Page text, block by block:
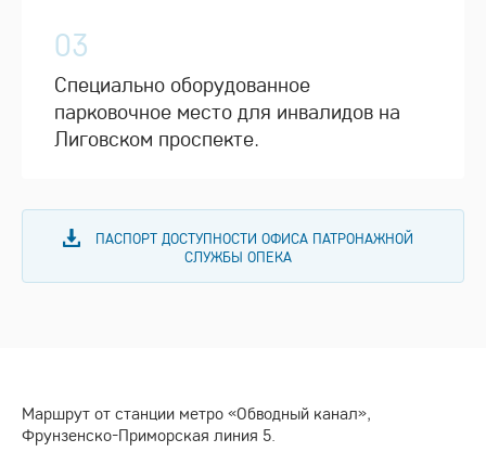
03
Специально оборудованное
парковочное место для инвалидов на
Лиговском проспекте.
ПАСПОРТ ДОСТУПНОСТИ ОФИСА ПАТРОНАЖНОЙ
СЛУЖБЫ ОПЕКА
Маршрут от станции метро «Обводный канал»,
Фрунзенско-Приморская линия 5.